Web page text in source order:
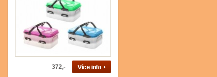
372,-